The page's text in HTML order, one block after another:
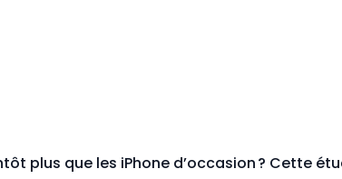
plus que les iPhone d’occasion ? Cette